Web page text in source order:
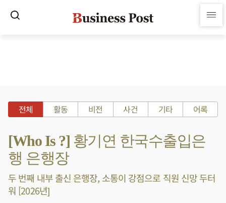
전체 활동 비전 사건 기타 어록
[Who Is ?] 황기연 한국수출입은
행 은행장
두 번째 내부 출신 은행장, 소통이 강점으로 직원 신망 두터
워 [2026년]